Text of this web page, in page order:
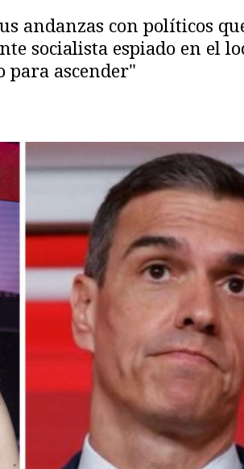
andanzas con políticos
socialista espiado en el
para ascender"
Copiar